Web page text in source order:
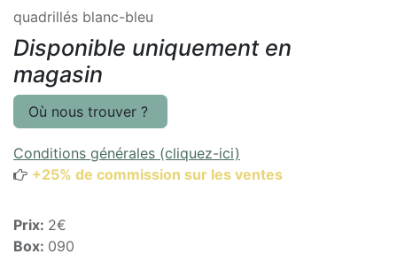
quadrillés blanc-bleu
Disponible uniquement en
magasin
Où nous trouver ?
Conditions générales (cliquez-ici)
+25% de commission sur les ventes
Prix: 2€
Box: 090